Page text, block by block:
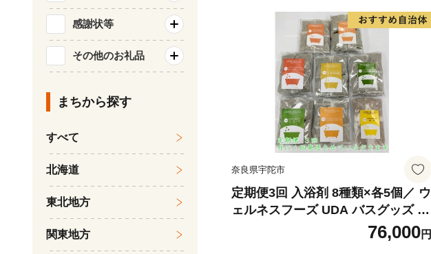
福井県 福井旅行
奈良県宇陀市
定期便3回 入浴剤 8種類×各5個／ ウ
ェルネスフーズ UDA バスグッズ 無
添加 有機栽培 肌荒れ改善 疲労回復
大和当帰葉 よもぎ ゆず セイタカア
76,000円
感謝状等
その他のお礼品
まちから探す
すべて
北海道
東北地方
関東地方